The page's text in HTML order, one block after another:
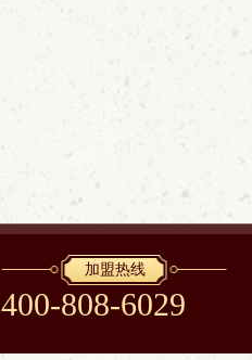
加盟热线
400-808-6029